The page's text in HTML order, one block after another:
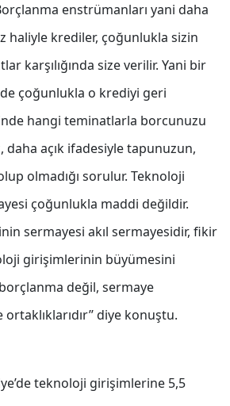
enstrümanları yani daha
haliyle krediler, çoğunlukla sizin
karşılığında size verilir. Yani bir
çoğunlukla o krediyi geri
hangi teminatlarla borcunuzu
daha açık ifadesiyle tapunuzun,
olmadığı sorulur. Teknoloji
çoğunlukla maddi değildir.
sermayesi akıl sermayesidir, fikir
girişimlerinin büyümesini
değil, sermaye
ortaklıklarıdır’’ diye konuştu.
teknoloji girişimlerine 5,5